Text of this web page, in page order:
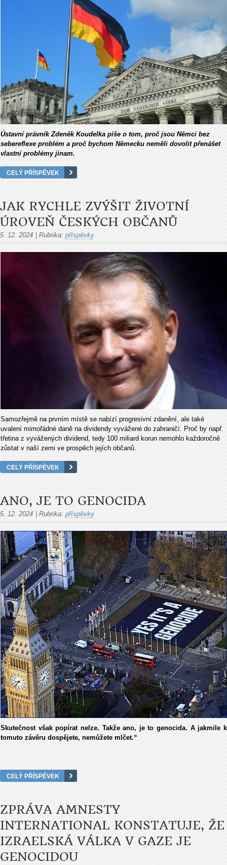
Ústavní právník Zdeněk Koudelka píše o tom, proč jsou Němci bez
sebereflexe problém a proč bychom Německu neměli dovolit přenášet
vlastní problémy jinam.
CELÝ PŘÍSPĚVEK
JAK RYCHLE ZVÝŠIT ŽIVOTNÍ
ÚROVEŇ ČESKÝCH OBČANŮ
5. 12. 2024 | Rubrika: příspěvky
Samozřejmě na prvním místě se nabízí progresivní zdanění, ale také
uvalení mimořádné daně na dividendy vyvážené do zahraničí. Proč by např.
třetina z vyvážených dividend, tedy 100 miliard korun nemohlo každoročně
zůstat v naší zemi ve prospěch jejích občanů.
CELÝ PŘÍSPĚVEK
ANO, JE TO GENOCIDA
5. 12. 2024 Rubrika: příspěvky
Skutečnost však popírat nelze. Takže ano, je to genocida. A jakmile k
tomuto závěru dospějete, nemůžete mlčet.“
CELÝ PŘÍSPĚVEK
ZPRÁVA AMNESTY
INTERNATIONAL KONSTATUJE, ŽE
IZRAELSKÁ VÁLKA V GAZE JE
GENOCIDOU